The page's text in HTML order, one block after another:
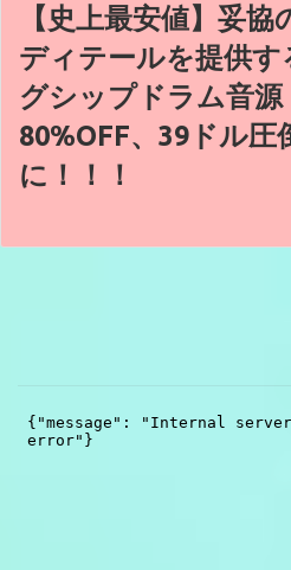
【史上最安値】妥協
ディテールを提供す
グシップドラム音源
80%OFF、39ドル圧
に！！！